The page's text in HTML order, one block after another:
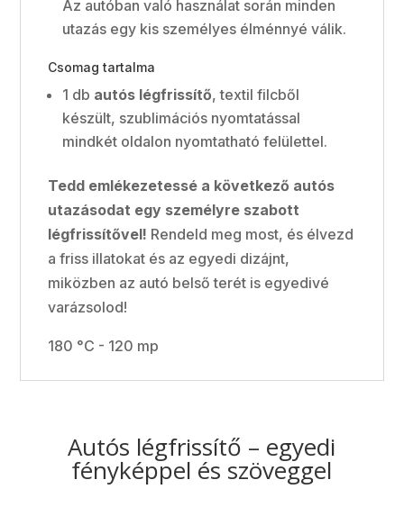
Az autóban való használat során minden
utazás egy kis személyes élménnyé válik.
Csomag tartalma
1 db autós légfrissítő, textil filcből
készült, szublimációs nyomtatással
mindkét oldalon nyomtatható felülettel.
Tedd emlékezetessé a következő autós
utazásodat egy személyre szabott
légfrissítővel! Rendeld meg most, és élvezd
a friss illatokat és az egyedi dizájnt,
miközben az autó belső terét is egyedivé
varázsolod!
180 °C - 120 mp
Autós légfrissítő – egyedi
fényképpel és szöveggel